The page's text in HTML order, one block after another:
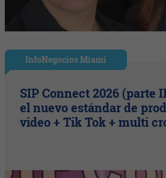
InfoNegocios Miami
SIP Connect 2026 (parte
el nuevo estándar de
video + Tik Tok + multi